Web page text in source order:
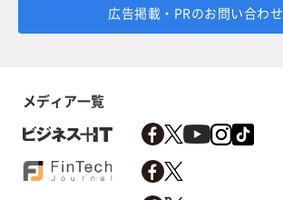
広告掲載・PRのお問い合わせ
メディア一覧